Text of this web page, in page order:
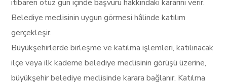
itibaren otuz gün içinde başvuru hakkındaki kararını verir.
Belediye meclisinin uygun görmesi hâlinde katılım
gerçekleşir.
Büyükşehirlerde birleşme ve katılma işlemleri, katılınacak
ilçe veya ilk kademe belediye meclisinin görüşü üzerine,
büyükşehir belediye meclisinde karara bağlanır. Katılma